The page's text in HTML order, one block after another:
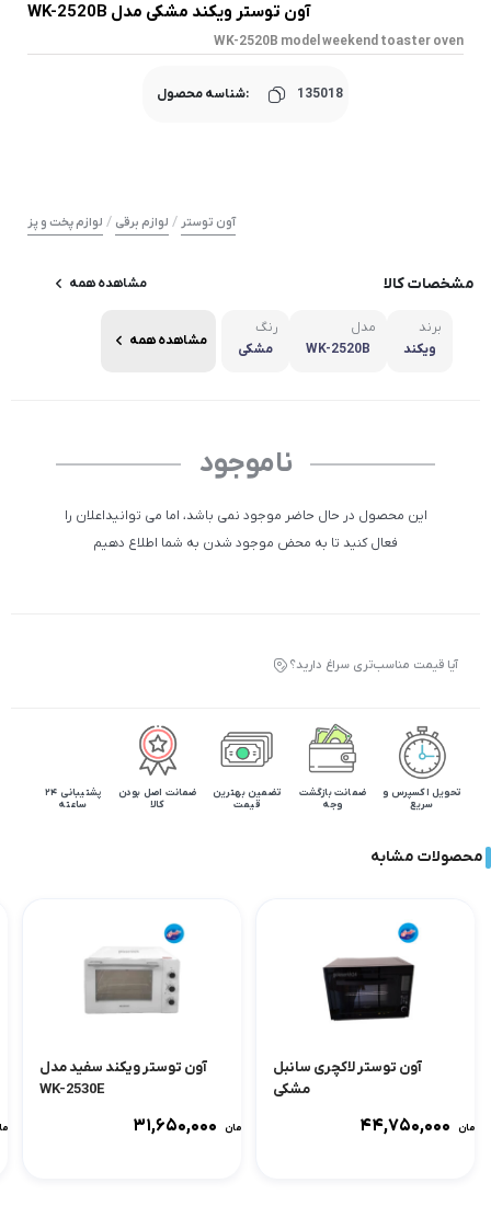
آون توستر ویکند مشکی مدل WK-2520B
WK-2520B model weekend toaster oven
شناسه محصول: 135018
آون توستر / لوازم برقی / لوازم پخت و پز
مشخصات کالا مشاهده همه
برند
ویکند
مدل
WK-2520B
رنگ
مشکی
مشاهده همه
ناموجود
این محصول در حال حاضر موجود نمی باشد، اما می توانیداعلان را
فعال کنید تا به محض موجود شدن به شما اطلاع دهیم
آیا قیمت مناسب‌تری سراغ دارید؟
تحویل اکسپرس و
سریع
ضمانت بازگشت
وجه
تضمین بهترین
قیمت
ضمانت اصل بودن
کالا
پشتیبانی 24
ساعته
محصولات مشابه
آون توستر لاکچری سانبل
مشکی
۴۴,۷۵۰,۰۰۰ تومان
آون توستر ویکند سفید مدل
WK-2530E
۳۱,۶۵۰,۰۰۰ تومان